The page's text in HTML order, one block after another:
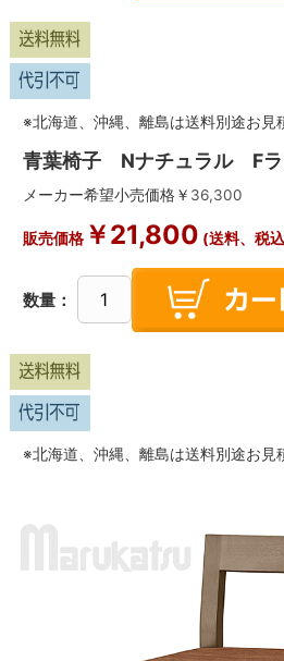
※北海道、沖縄、離島は送料別途お見
青葉椅子 Nナチュラル Fラ
メーカー希望小売価格￥ 36,300
販売価格￥21,800 (送料、税
数量：
※北海道、沖縄、離島は送料別途お見